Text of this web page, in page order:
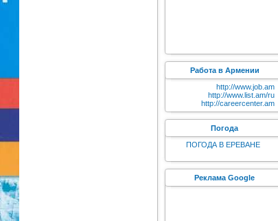
Работа в Армении
http://www.job.am
http://www.list.am/ru
http://careercenter.am
Погода
ПОГОДА В ЕРЕВАНЕ
Реклама Google